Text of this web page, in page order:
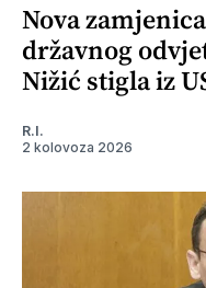
Nova
državnog
Nižić stigla iz
R.I.
2 kolovoza 2026